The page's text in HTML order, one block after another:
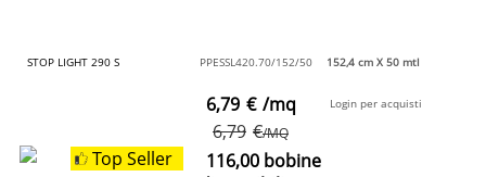
STOP LIGHT 290 S PPESSL420.70/152/50 152,4 cm X 50 mtl
Top Seller
6,79 €/MQ
6,79 € /mq
116,00 bobine
Login per acquisti